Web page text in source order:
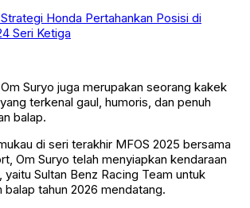
Honda Pertahankan Posisi di
Seri Ketiga
Suryo juga merupakan seorang kakek
terkenal gaul, humoris, dan penuh
balap.
di seri terakhir MFOS 2025 bersama
Om Suryo telah menyiapkan kendaraan
yaitu Sultan Benz Racing Team untuk
balap tahun 2026 mendatang.